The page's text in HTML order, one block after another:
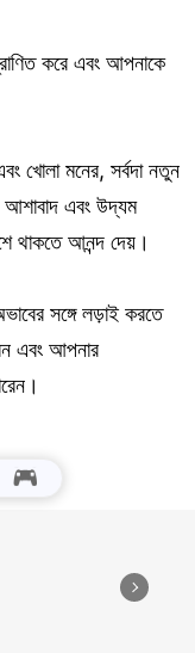
করে এবং আপনাকে
খোলা মনের, সর্বদা নতুন
আশাবাদ এবং উদ্যম
থাকতে আনন্দ দেয়।
সঙ্গে লড়াই করতে
এবং আপনার